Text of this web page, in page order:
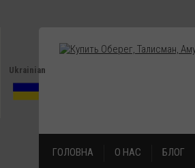
Ukrainian
ГОЛОВНА О НАС БЛОГ